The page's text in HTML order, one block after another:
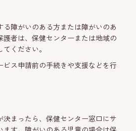
障がいのある方または障がいのあ
護者は、保健センターまたは地域の
ください。
ス申請前の手続きや支援などを行
まったら、保健センター窓口にサ